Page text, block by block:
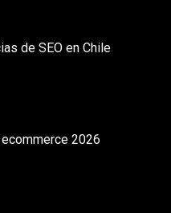
de SEO en Chile
2026